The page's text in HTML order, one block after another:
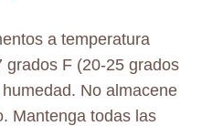
a temperatura
grados F (20-25 grados
No almacene
Mantenga todas las